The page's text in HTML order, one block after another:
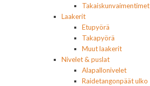
Takaiskunvaimentimet
Laakerit
Etupyörä
Takapyörä
Muut laakerit
Nivelet & puslat
Alapallonivelet
Raidetangonpäät ulko